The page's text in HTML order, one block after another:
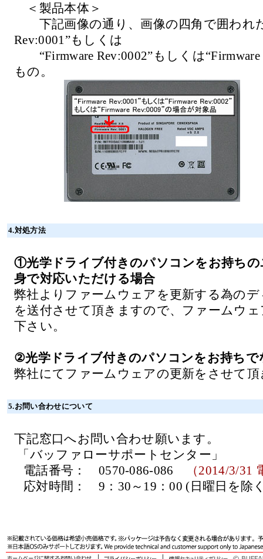
＜製品本体＞
下記画像の通り、画像の四角で囲われ
Rev:0001”もしくは
“Firmware Rev:0002”もしくは“Firmware
もの。
4.対処方法
①光学ドライブ付きのパソコンをお持ちの
身で対応いただける場合
弊社よりファームウェアを更新する為の
を送付させて頂きますので、ファームウ
下さい。
②光学ドライブ付きのパソコンをお持ちで
弊社にてファームウェアの更新をさせて頂
5.お問い合わせについて
下記窓口へお問い合わせ願います。
「バッファローサポートセンター」
電話番号： 0570-086-086 （2014/3/31
応対時間： 9：30～19：00 (日曜日を除